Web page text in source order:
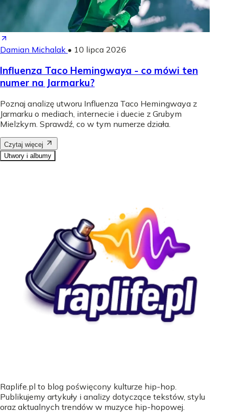
Damian Michalak • 10 lipca 2026
Influenza Taco Hemingwaya - co mówi ten
numer na Jarmarku?
Poznaj analizę utworu Influenza Taco Hemingwaya z
Jarmarku o mediach, internecie i duecie z Grubym
Mielzkym. Sprawdź, co w tym numerze działa.
Czytaj więcej
Utwory i albumy
Raplife.pl to blog poświęcony kulturze hip-hop.
Publikujemy artykuły i analizy dotyczące tekstów, stylu
oraz aktualnych trendów w muzyce hip-hopowej.